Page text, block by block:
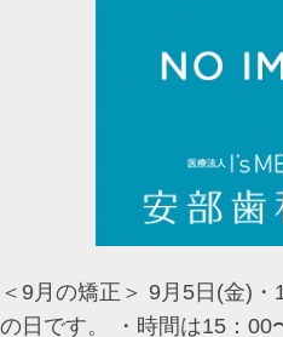
＜9月の矯正＞ 9月5日(金)
の日です。 ・時間は15：